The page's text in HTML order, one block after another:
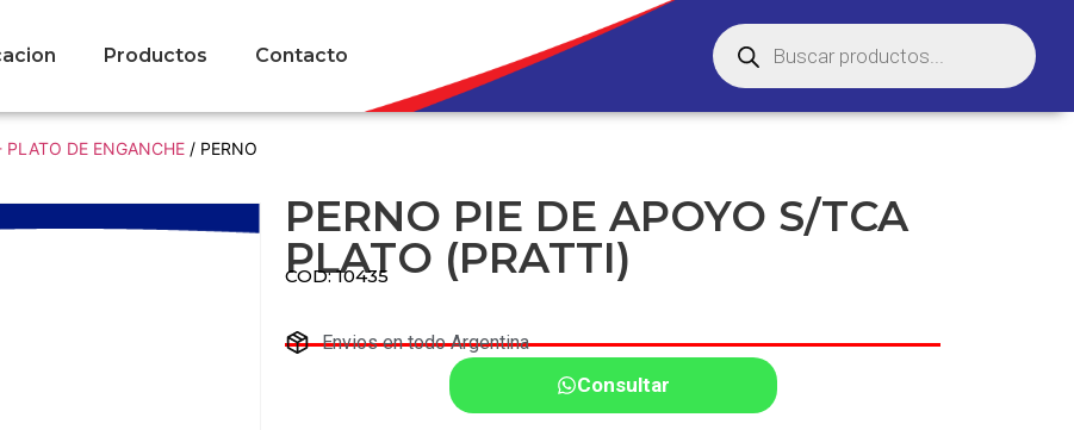
Productos Contacto
DE ENGANCHE / PERNO
PERNO PIE DE APOYO S/TCA
PLATO (PRATTI)
COD: 10435
Envios en todo Argentina
Consultar